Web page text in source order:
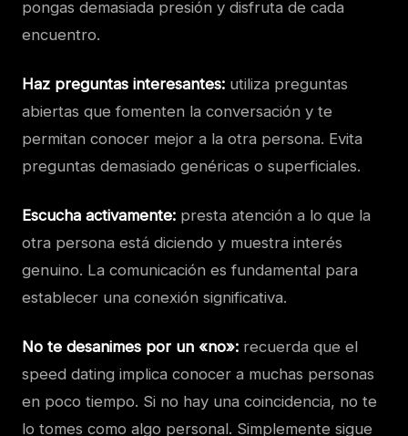
pongas demasiada presión y disfruta de cada
encuentro.
Haz preguntas interesantes: utiliza preguntas
abiertas que fomenten la conversación y te
permitan conocer mejor a la otra persona. Evita
preguntas demasiado genéricas o superficiales.
Escucha activamente: presta atención a lo que la
otra persona está diciendo y muestra interés
genuino. La comunicación es fundamental para
establecer una conexión significativa.
No te desanimes por un «no»: recuerda que el
speed dating implica conocer a muchas personas
en poco tiempo. Si no hay una coincidencia, no te
lo tomes como algo personal. Simplemente sigue